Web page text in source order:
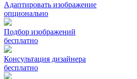
Адаптировать изображение
опционально
Подбор изображений
бесплатно
Консультация дизайнера
бесплатно